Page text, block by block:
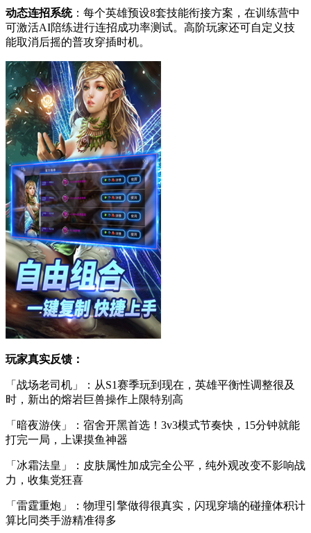
动态连招系统：每个英雄预设8套技能衔接方案，在训练营中
可激活AI陪练进行连招成功率测试。高阶玩家还可自定义技
能取消后摇的普攻穿插时机。
玩家真实反馈：
「战场老司机」：从S1赛季玩到现在，英雄平衡性调整很及
时，新出的熔岩巨兽操作上限特别高
「暗夜游侠」：宿舍开黑首选！3v3模式节奏快，15分钟就能
打完一局，上课摸鱼神器
「冰霜法皇」：皮肤属性加成完全公平，纯外观改变不影响战
力，收集党狂喜
「雷霆重炮」：物理引擎做得很真实，闪现穿墙的碰撞体积计
算比同类手游精准得多